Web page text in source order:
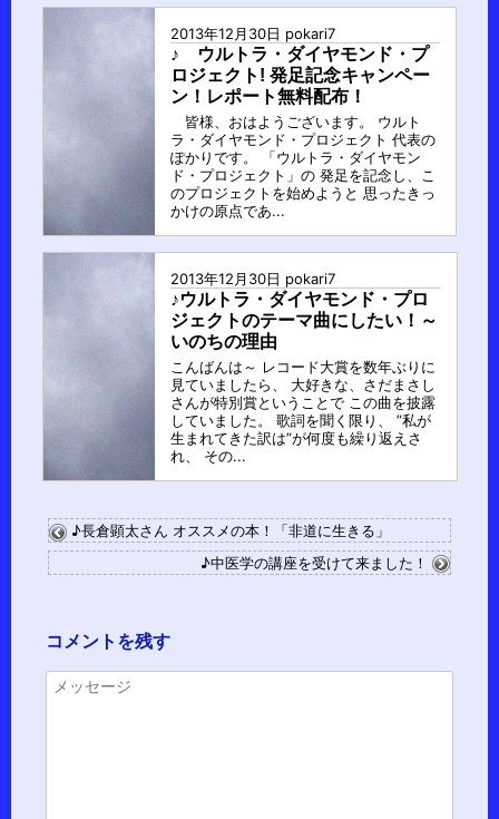
ー
プ
2013年12月30日 pokari7
♪ ウルトラ・ダイヤモンド・プ
ロジェクト! 発足記念キャンペー
ン！レポート無料配布！
皆様、おはようございます。 ウルト
ラ・ダイヤモンド・プロジェクト 代表の
ぽかりです。 「ウルトラ・ダイヤモン
ド・プロジェクト」の 発足を記念し、こ
のプロジェクトを始めようと 思ったきっ
かけの原点であ...
2013年12月30日 pokari7
♪ウルトラ・ダイヤモンド・プロ
ジェクトのテーマ曲にしたい！～
いのちの理由
こんばんは～ レコード大賞を数年ぶりに
見ていましたら、 大好きな、さだまさし
さんが特別賞ということで この曲を披露
していました。 歌詞を聞く限り、 ”私が
生まれてきた訳は”が何度も繰り返えさ
れ、 その...
♪長倉顕太さん オススメの本！「非道に生きる」
♪中医学の講座を受けて来ました！
コメントを残す